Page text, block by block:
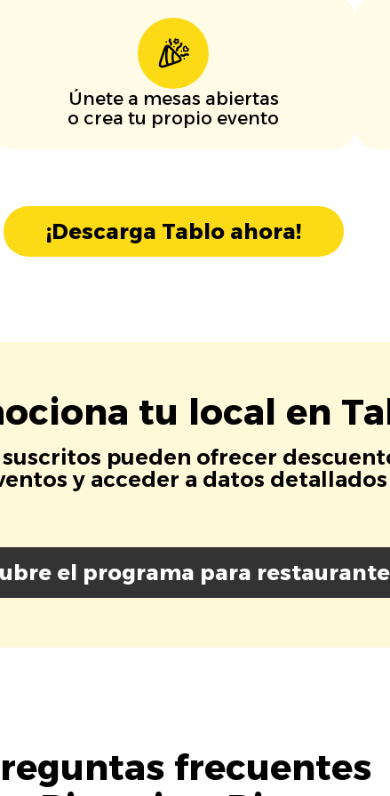
Únete a mesas abiertas
o crea tu propio evento
¡Descarga Tablo ahora!
tu local en
pueden ofrecer
y acceder a datos
el programa para
frecuentes